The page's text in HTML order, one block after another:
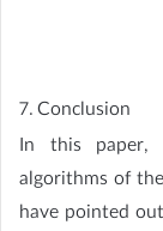
7. Conclusion
In this paper,
algorithms of
have pointed